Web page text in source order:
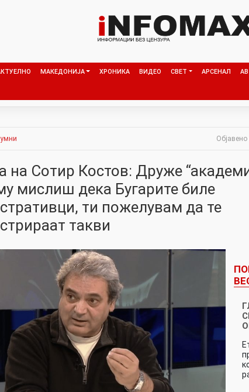
МАКЕДОНИЈА ХРОНИКА ВИДЕО СВЕТ АРСЕНАЛ
Објавено
на Сотир Костов: Друже
мислиш дека Бугарите биле
ти пожелувам да те
такви